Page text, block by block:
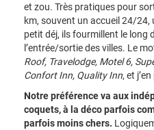
et zou. Très pratiques pour
km, souvent un accueil 24/
petit déj, ils fourmillent le long
l’entrée/sortie des villes. Le
Roof, Travelodge, Motel 6,
Confort Inn, Quality Inn, et
Notre préférence va aux
coquets, à la déco parfois
parfois moins chers.